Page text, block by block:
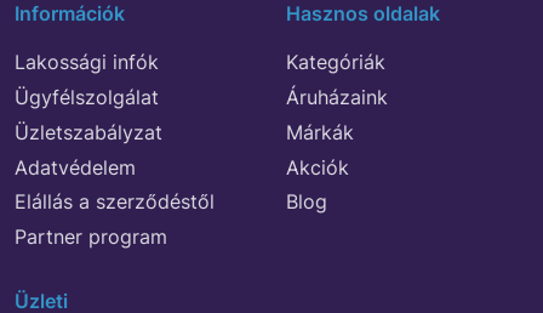
Információk
Lakossági infók
Ügyfélszolgálat
Üzletszabályzat
Adatvédelem
Elállás a szerződéstől
Partner program
Hasznos oldalak
Kategóriák
Áruházaink
Márkák
Akciók
Blog
Üzleti